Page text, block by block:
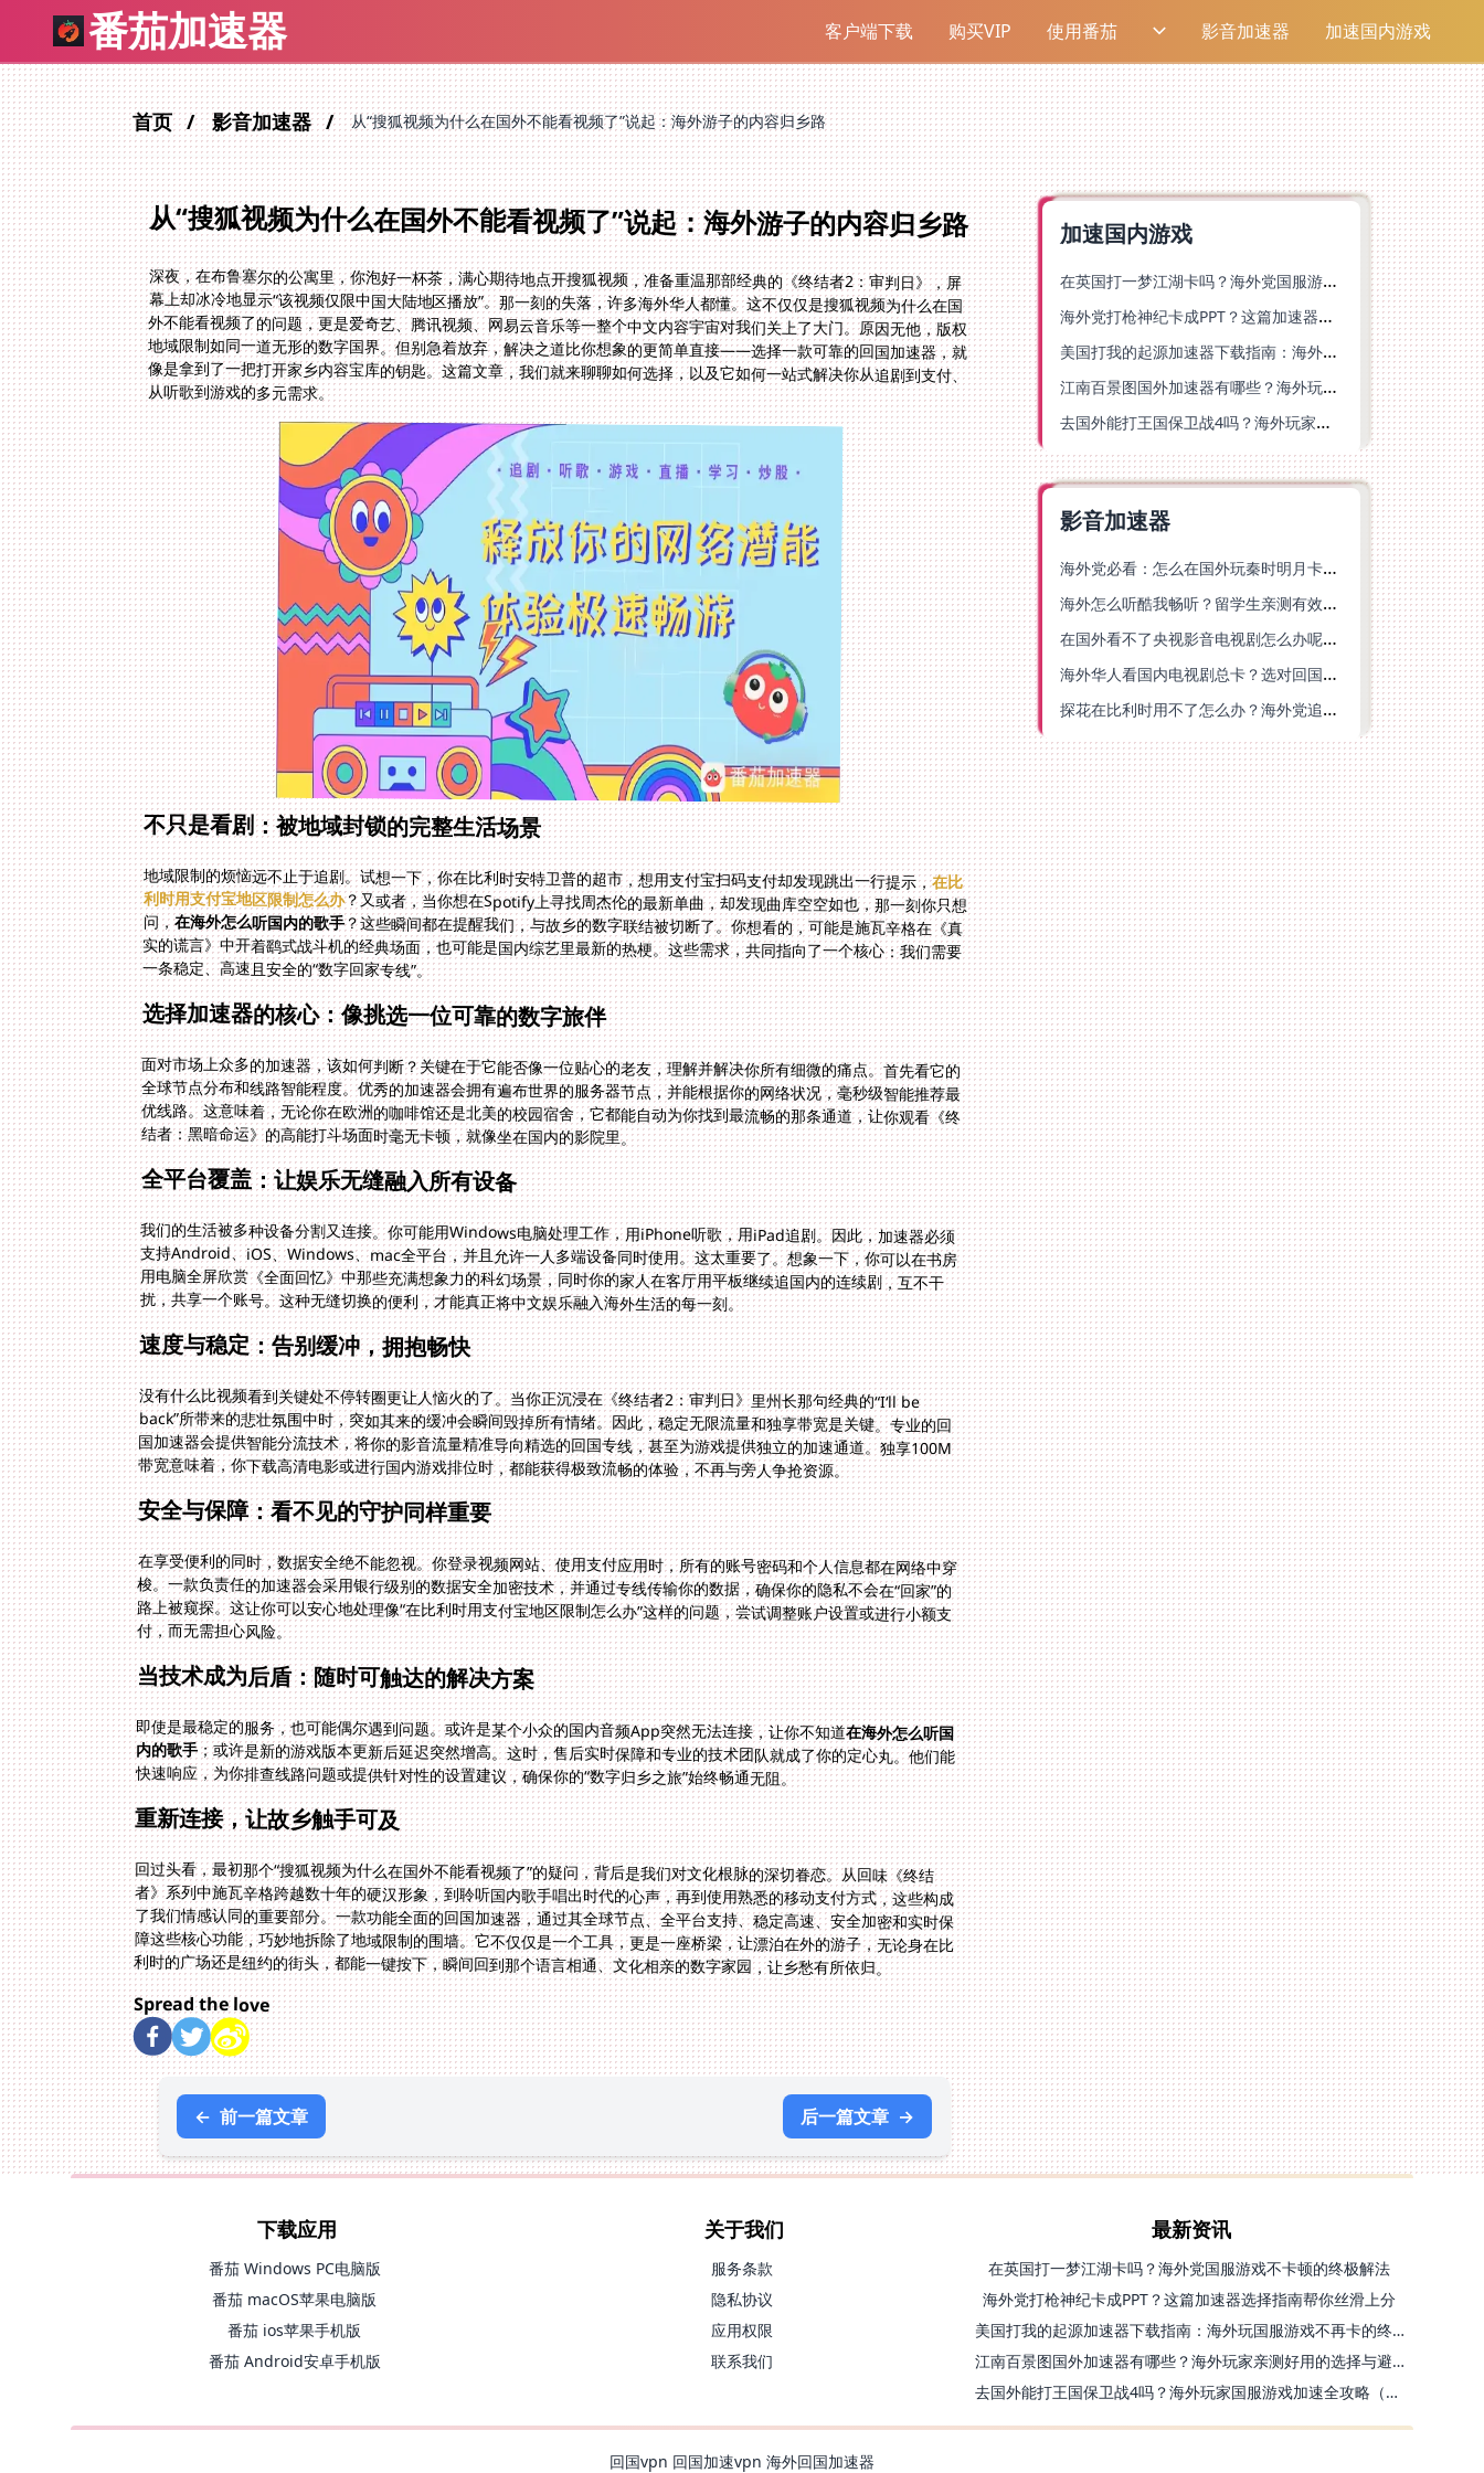
番茄加速器 客户端下载 购买VIP 使用番茄 影音加速器 加速国内游戏
首页 影音加速器 从“搜狐视频为什么在国外不能看视频了”说起：海外游子的内容归乡路
从“搜狐视频为什么在国外不能看视频了”说起：海外游子的内容归乡路
深夜，在布鲁塞尔的公寓里，你泡好一杯茶，满心期待地点开搜狐视频，准备重温那部经典的《终结者2：审判日》，屏
幕上却冰冷地显示“该视频仅限中国大陆地区播放”。那一刻的失落，许多海外华人都懂。这不仅仅是搜狐视频为什么在国
外不能看视频了的问题，更是爱奇艺、腾讯视频、网易云音乐等一整个中文内容宇宙对我们关上了大门。原因无他，版权
地域限制如同一道无形的数字国界。但别急着放弃，解决之道比你想象的更简单直接——选择一款可靠的回国加速器，就
像是拿到了一把打开家乡内容宝库的钥匙。这篇文章，我们就来聊聊如何选择，以及它如何一站式解决你从追剧到支付、
从听歌到游戏的多元需求。
不只是看剧：被地域封锁的完整生活场景
地域限制的烦恼远不止于追剧。试想一下，你在比利时安特卫普的超市，想用支付宝扫码支付却发现跳出一行提示，在比
利时用支付宝地区限制怎么办？又或者，当你想在Spotify上寻找周杰伦的最新单曲，却发现曲库空空如也，那一刻你只想
问，在海外怎么听国内的歌手？这些瞬间都在提醒我们，与故乡的数字联结被切断了。你想看的，可能是施瓦辛格在《真
实的谎言》中开着鹞式战斗机的经典场面，也可能是国内综艺里最新的热梗。这些需求，共同指向了一个核心：我们需要
一条稳定、高速且安全的“数字回家专线”。
选择加速器的核心：像挑选一位可靠的数字旅伴
面对市场上众多的加速器，该如何判断？关键在于它能否像一位贴心的老友，理解并解决你所有细微的痛点。首先看它的
全球节点分布和线路智能程度。优秀的加速器会拥有遍布世界的服务器节点，并能根据你的网络状况，毫秒级智能推荐最
优线路。这意味着，无论你在欧洲的咖啡馆还是北美的校园宿舍，它都能自动为你找到最流畅的那条通道，让你观看《终
结者：黑暗命运》的高能打斗场面时毫无卡顿，就像坐在国内的影院里。
全平台覆盖：让娱乐无缝融入所有设备
我们的生活被多种设备分割又连接。你可能用Windows电脑处理工作，用iPhone听歌，用iPad追剧。因此，加速器必须
支持Android、iOS、Windows、mac全平台，并且允许一人多端设备同时使用。这太重要了。想象一下，你可以在书房
用电脑全屏欣赏《全面回忆》中那些充满想象力的科幻场景，同时你的家人在客厅用平板继续追国内的连续剧，互不干
扰，共享一个账号。这种无缝切换的便利，才能真正将中文娱乐融入海外生活的每一刻。
速度与稳定：告别缓冲，拥抱畅快
没有什么比视频看到关键处不停转圈更让人恼火的了。当你正沉浸在《终结者2：审判日》里州长那句经典的“I‘ll be
back”所带来的悲壮氛围中时，突如其来的缓冲会瞬间毁掉所有情绪。因此，稳定无限流量和独享带宽是关键。专业的回
国加速器会提供智能分流技术，将你的影音流量精准导向精选的回国专线，甚至为游戏提供独立的加速通道。独享100M
带宽意味着，你下载高清电影或进行国内游戏排位时，都能获得极致流畅的体验，不再与旁人争抢资源。
安全与保障：看不见的守护同样重要
在享受便利的同时，数据安全绝不能忽视。你登录视频网站、使用支付应用时，所有的账号密码和个人信息都在网络中穿
梭。一款负责任的加速器会采用银行级别的数据安全加密技术，并通过专线传输你的数据，确保你的隐私不会在“回家”的
路上被窥探。这让你可以安心地处理像“在比利时用支付宝地区限制怎么办”这样的问题，尝试调整账户设置或进行小额支
付，而无需担心风险。
当技术成为后盾：随时可触达的解决方案
即使是最稳定的服务，也可能偶尔遇到问题。或许是某个小众的国内音频App突然无法连接，让你不知道在海外怎么听国
内的歌手；或许是新的游戏版本更新后延迟突然增高。这时，售后实时保障和专业的技术团队就成了你的定心丸。他们能
快速响应，为你排查线路问题或提供针对性的设置建议，确保你的“数字归乡之旅”始终畅通无阻。
重新连接，让故乡触手可及
回过头看，最初那个“搜狐视频为什么在国外不能看视频了”的疑问，背后是我们对文化根脉的深切眷恋。从回味《终结
者》系列中施瓦辛格跨越数十年的硬汉形象，到聆听国内歌手唱出时代的心声，再到使用熟悉的移动支付方式，这些构成
了我们情感认同的重要部分。一款功能全面的回国加速器，通过其全球节点、全平台支持、稳定高速、安全加密和实时保
障这些核心功能，巧妙地拆除了地域限制的围墙。它不仅仅是一个工具，更是一座桥梁，让漂泊在外的游子，无论身在比
利时的广场还是纽约的街头，都能一键按下，瞬间回到那个语言相通、文化相亲的数字家园，让乡愁有所依归。
Spread the love
← 前一篇文章 后一篇文章 →
加速国内游戏
在英国打一梦江湖卡吗？海外党国服游戏不卡顿的终极解法
海外党打枪神纪卡成PPT？这篇加速器选择指南帮你丝滑上分
美国打我的起源加速器下载指南：海外玩国服游戏不再卡的终极方案
江南百景图国外加速器有哪些？海外玩家亲测好用的选择与避坑指南
去国外能打王国保卫战4吗？海外玩家国服游戏加速全攻略（附公主连结幻想江湖实测）
影音加速器
海外党必看：怎么在国外玩秦时明月卡牌版？附豆瓣EZCast地区限制破解法
海外怎么听酷我畅听？留学生亲测有效的华语内容解锁指南
在国外看不了央视影音电视剧怎么办呢？海外党亲测有效的回国加速方案
海外华人看国内电视剧总卡？选对回国加速器，还能解决菲律宾打不开反诈中心的问题
探花在比利时用不了怎么办？海外党追剧办事全攻略，选对加速器就够了
下载应用
番茄 Windows PC电脑版
番茄 macOS苹果电脑版
番茄 ios苹果手机版
番茄 Android安卓手机版
关于我们
服务条款
隐私协议
应用权限
联系我们
最新资讯
在英国打一梦江湖卡吗？海外党国服游戏不卡顿的终极解法
海外党打枪神纪卡成PPT？这篇加速器选择指南帮你丝滑上分
美国打我的起源加速器下载指南：海外玩国服游戏不再卡的终极方案
江南百景图国外加速器有哪些？海外玩家亲测好用的选择与避坑指南
去国外能打王国保卫战4吗？海外玩家国服游戏加速全攻略（附公主连结幻想江湖实测）
回国vpn 回国加速vpn 海外回国加速器